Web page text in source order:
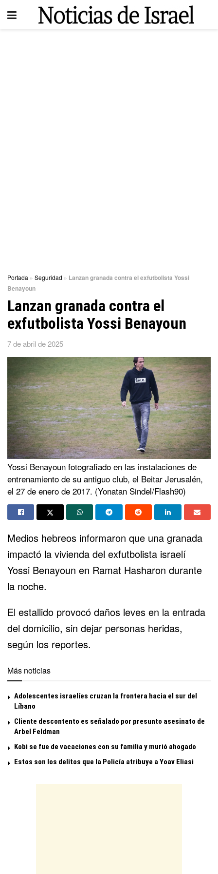
Portada » Seguridad » Lanzan granada contra el exfutbolista Yossi
Benayoun
Lanzan granada contra el
exfutbolista Yossi Benayoun
7 de abril de 2025
Yossi Benayoun fotografiado en las instalaciones de
entrenamiento de su antiguo club, el Beitar Jerusalén,
el 27 de enero de 2017. (Yonatan Sindel/Flash90)
Medios hebreos informaron que una granada
impactó la vivienda del exfutbolista israelí
Yossi Benayoun en Ramat Hasharon durante
la noche.
El estallido provocó daños leves en la entrada
del domicilio, sin dejar personas heridas,
según los reportes.
Más noticias
Adolescentes israelíes cruzan la frontera hacia el sur del
Líbano
Cliente descontento es señalado por presunto asesinato de
Arbel Feldman
Kobi se fue de vacaciones con su familia y murió ahogado
Estos son los delitos que la Policía atribuye a Yoav Eliasi